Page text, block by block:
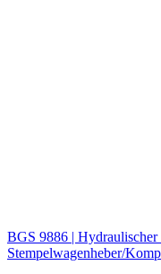
BGS 9886 | Hydraulischer
Stempelwagenheber/